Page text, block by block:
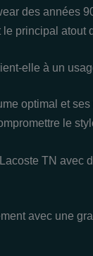
des années
principal atout
elle à un
optimal et
le
TN avec
avec une